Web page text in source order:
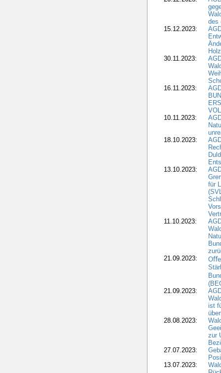
des
15.12.2023:
30.11.2023:
16.11.2023:
10.11.2023:
18.10.2023:
13.10.2023:
für
11.10.2023:
21.09.2023:
21.09.2023:
ist
28.08.2023:
zur
27.07.2023:
13.07.2023: